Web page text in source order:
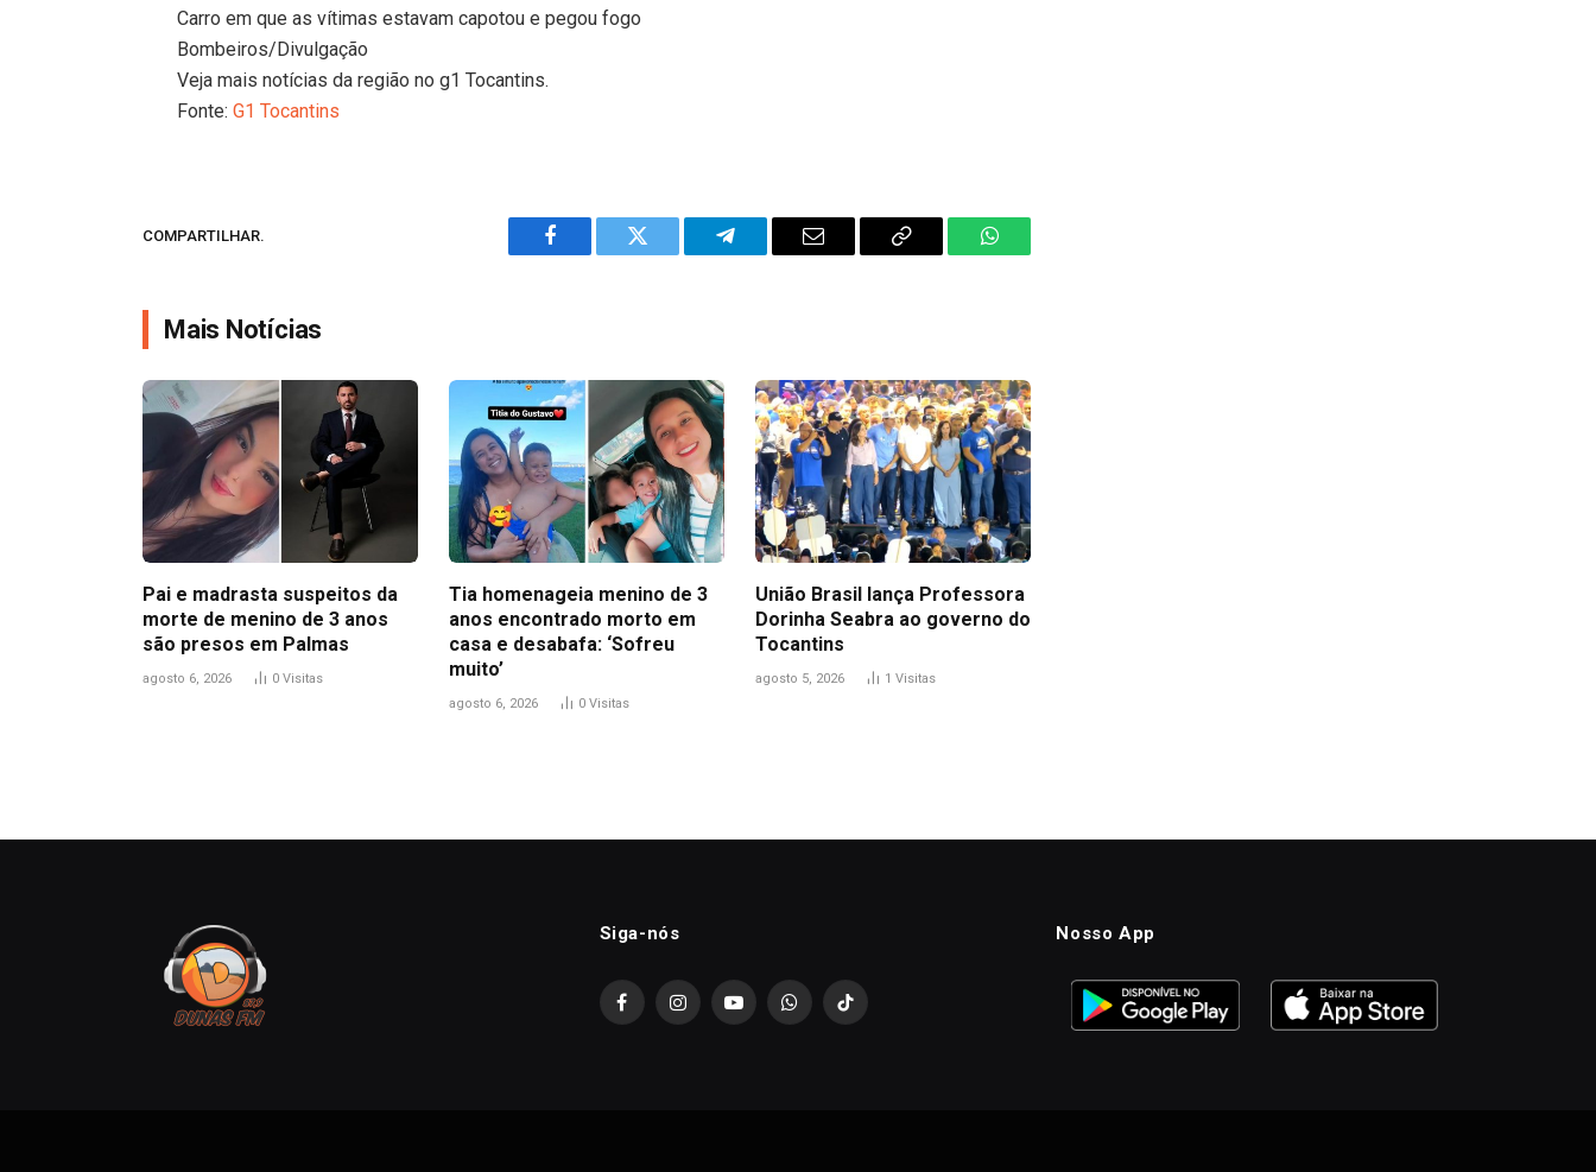
Carro em que as vítimas estavam capotou e pegou fogo
Bombeiros/Divulgação
Veja mais notícias da região no g1 Tocantins.
Fonte:G1 Tocantins
COMPARTILHAR.
Facebook Twitter Telegram Email
Copy
WhatsApp
Mais Notícias
Pai e madrasta suspeitos da
morte de menino de 3 anos
são presos em Palmas
agosto 6, 2026 0 Visitas
Tia homenageia menino de 3
anos encontrado morto em
casa e desabafa: ‘Sofreu
muito’
agosto 6, 2026 0 Visitas
União Brasil lança Professora
Dorinha Seabra ao governo do
Tocantins
agosto 5, 2026 1 Visitas
Siga-nós
FacebookInstagramYouTubeWhatsAppTikTok
Nosso App